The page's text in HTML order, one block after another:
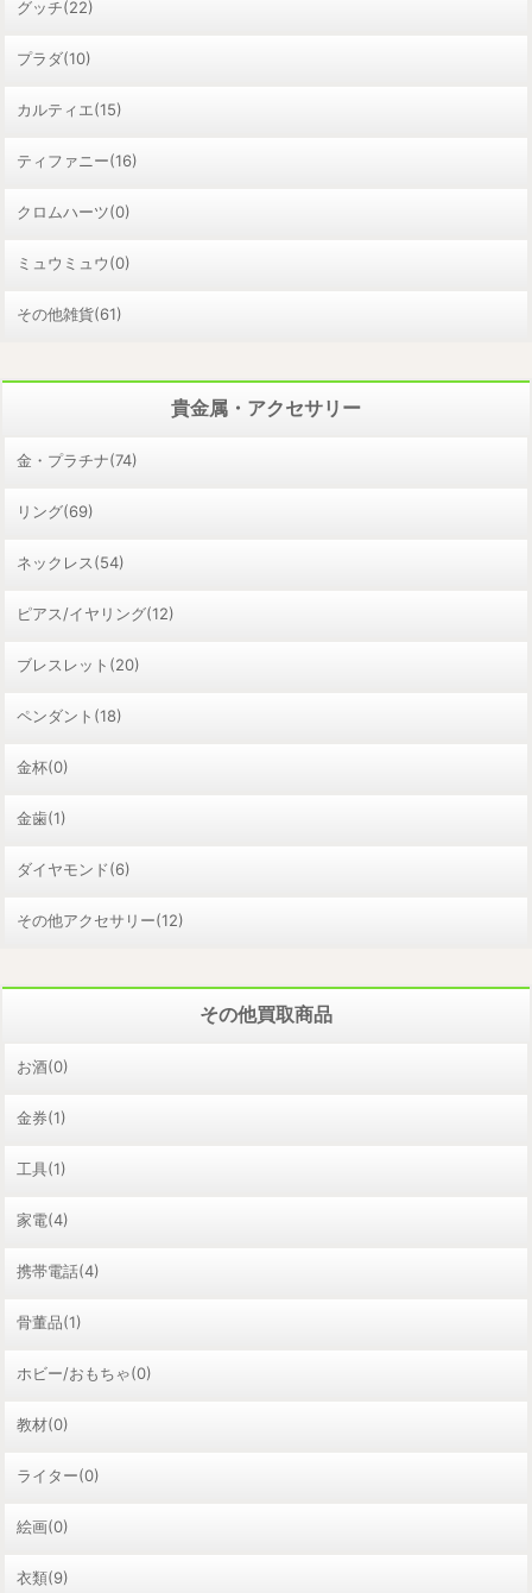
グッチ(22)
プラダ(10)
カルティエ(15)
ティファニー(16)
クロムハーツ(0)
ミュウミュウ(0)
その他雑貨(61)
貴金属・アクセサリー
金・プラチナ(74)
リング(69)
ネックレス(54)
ピアス/イヤリング(12)
ブレスレット(20)
ペンダント(18)
金杯(0)
金歯(1)
ダイヤモンド(6)
その他アクセサリー(12)
その他買取商品
お酒(0)
金券(1)
工具(1)
家電(4)
携帯電話(4)
骨董品(1)
ホビー/おもちゃ(0)
教材(0)
ライター(0)
絵画(0)
衣類(9)